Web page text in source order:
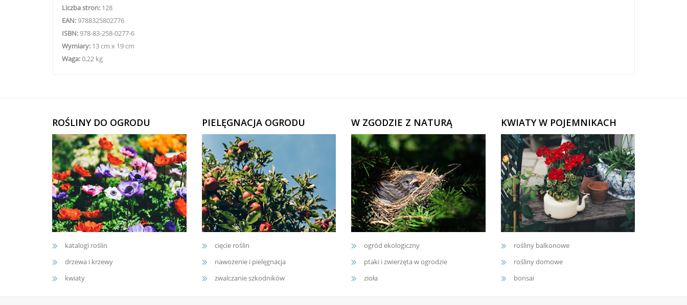
Liczba stron: 128
EAN:9788325802776
ISBN:978-83-258-0277-6
Wymiary: 13 cm x 19 cm
Waga:0,22 kg
ROŚLINY DO OGRODU
katalogi roślin
drzewa i krzewy
kwiaty
PIELĘGNACJA OGRODU
cięcie roślin
nawożenie i pielęgnacja
zwalczanie szkodników
W ZGODZIE Z NATURĄ
ogród ekologiczny
ptaki i zwierzęta w ogrodzie
zioła
KWIATY W POJEMNIKACH
rośliny balkonowe
rośliny domowe
bonsai